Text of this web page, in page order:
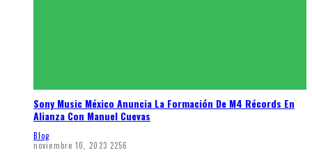
Sony Music México Anuncia La Formación De M4 Récords En
Alianza Con Manuel Cuevas
Blog
noviembre 10, 2023 2256